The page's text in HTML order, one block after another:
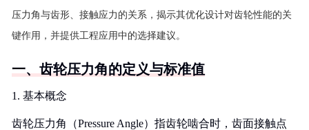
压力角与齿形、接触应力的关系，揭示其优化设计对齿轮性能的关
键作用，并提供工程应用中的选择建议。
一、齿轮压力角的定义与标准值
1. 基本概念
齿轮压力角（Pressure Angle）指齿轮啮合时，齿面接触点